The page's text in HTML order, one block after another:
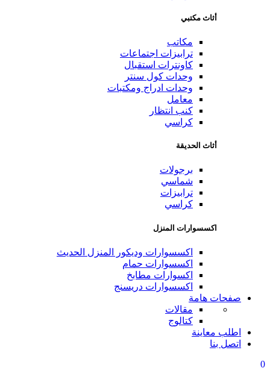
أثاث مكتبي
مكاتب
ترابيزات اجتماعات
كاونترات استقبال
وحدات كول سنتر
وحدات ادراج ومكتبات
معامل
كنب انتظار
كراسي
أثاث الحديقة
برجولات
شماسي
ترابيزات
كراسي
اكسسوارات المنزل
اكسسوارات وديكور المنزل الحديث
اكسسوارات حمام
اكسوارات مطابخ
اكسسوارات دريسنج
صفحات هامة
مقالات
كتالوج
اطلب معاينة
اتصل بنا
0